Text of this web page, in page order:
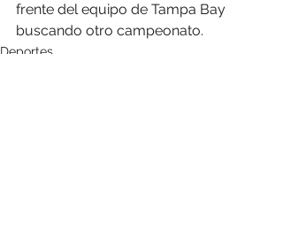
frente del equipo de Tampa Bay
buscando otro campeonato.
Deportes